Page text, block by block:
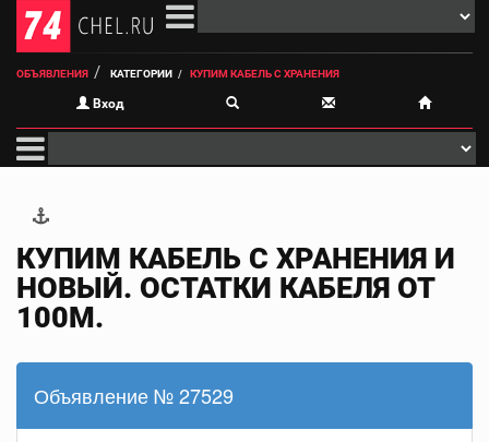
ОБЪЯВЛЕНИЯ КАТЕГОРИИ КУПИМ КАБЕЛЬ С ХРАНЕНИЯ
Вход
КУПИМ КАБЕЛЬ С ХРАНЕНИЯ И
НОВЫЙ. ОСТАТКИ КАБЕЛЯ ОТ
100М.
Объявление № 27529